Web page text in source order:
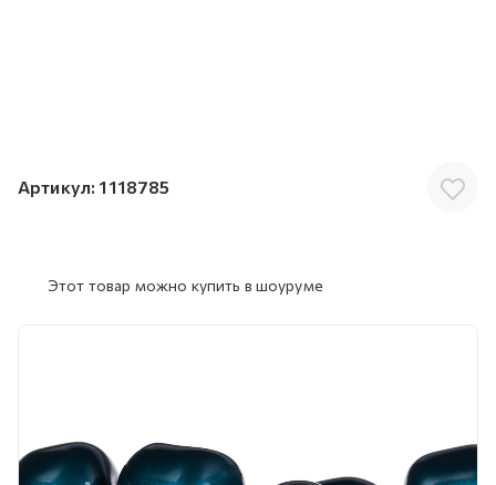
Артикул: 1118785
Этот товар можно купить в шоуруме